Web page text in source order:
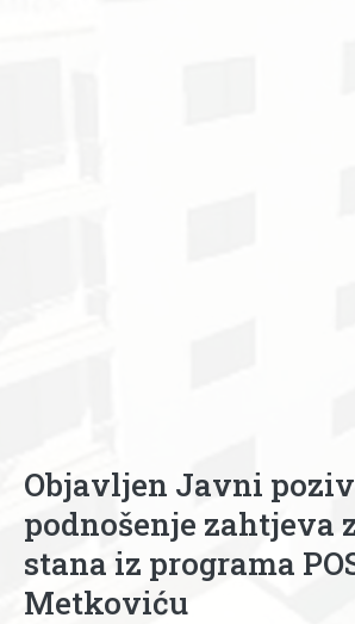
Objavljen Javni
podnošenje zahtjeva
stana iz programa
Metkoviću